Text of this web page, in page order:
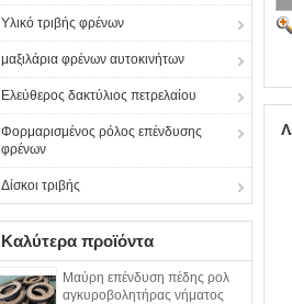
Υλικό τριβής φρένων
μαξιλάρια φρένων αυτοκινήτων
Ελεύθερος δακτύλιος πετρελαίου
Φορμαρισμένος ρόλος επένδυσης
φρένων
Δίσκοι τριβής
Καλύτερα προϊόντα
Μαύρη επένδυση πέδης ρολ
αγκυροβολητήρας νήματος